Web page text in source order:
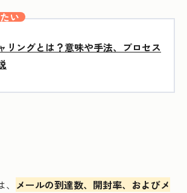
い
リングとは？意味や手法、プロセス
メールの到達数、開封率、およびメ